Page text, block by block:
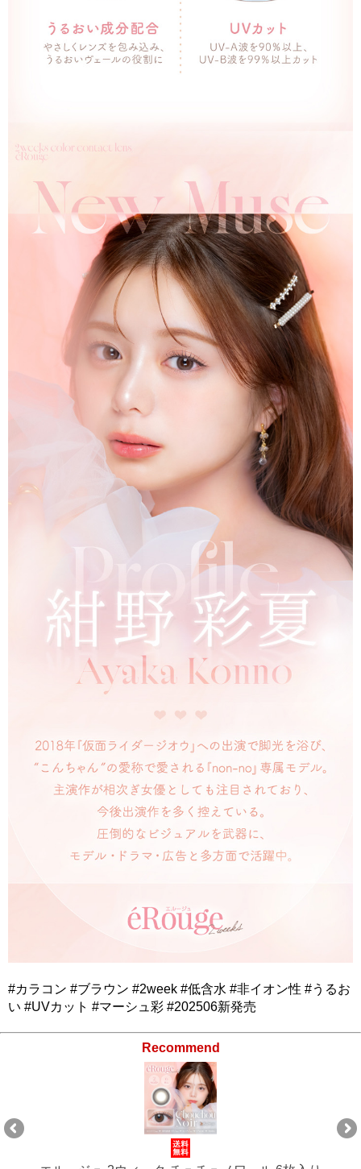
#カラコン #ブラウン #2week #低含水 #非イオン性 #うるお
い #UVカット #マーシュ彩 #202506新発売
Recommend